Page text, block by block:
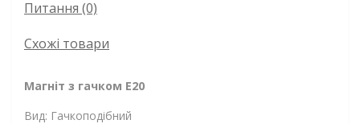
Питання (0)
Схожі товари
Магніт з гачком E20
Вид: Гачкоподібний